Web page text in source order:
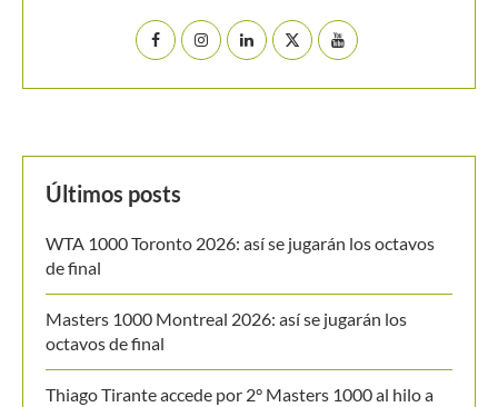
Últimos posts
WTA 1000 Toronto 2026: así se jugarán los octavos
de final
Masters 1000 Montreal 2026: así se jugarán los
octavos de final
Thiago Tirante accede por 2° Masters 1000 al hilo a